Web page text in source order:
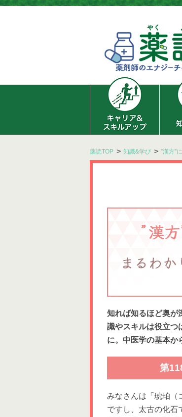
薬読TOP 知識&学び ”漢方”
知れば知るほど奥が
識やスキルは役立つ
に。中医学の基本か
第
みなさんは「琥珀
ですし、太古の化石